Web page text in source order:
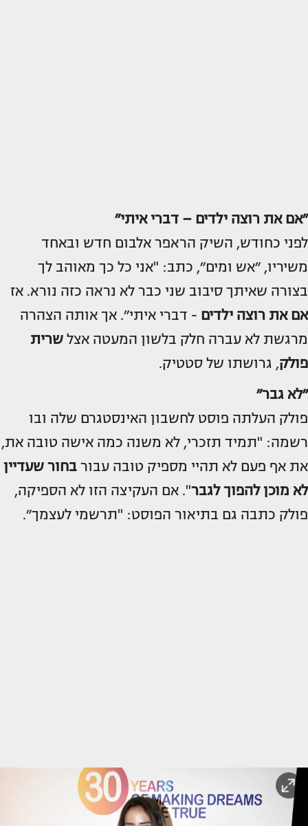
״אם את רוצה ילדים – דברי איתי״
לפני כחודש, השיק הראפר אלבום חדש ובאחד
משיריו, ״אש ומים״, כתב: "אני כל כך מאוהב לך
בצורה שאיתך סיבוב שני כבר לא נראה כזה נורא. אז
אם את רוצה ילדים - דברי איתי״. אך אותה הצהרה
מרגשת לא עברה חלק בלשון המעטה אצל שרית
פולק, גרושתו של סטטיק.
״לא גבר״
פולק העלתה פוסט לחשבון האינסטגרם שלה ובו
רשמה: "תמיד תזכרי, לא משנה כמה אישה טובה את,
את אף פעם לא תהיי מספיק טובה עבור בחור שעדיין
לא מוכן להפוך לגבר". אם העקיצה הזו לא הספיקה,
פולק כתבה גם בתיאור הפוסט: "תרשמי לעצמך״.